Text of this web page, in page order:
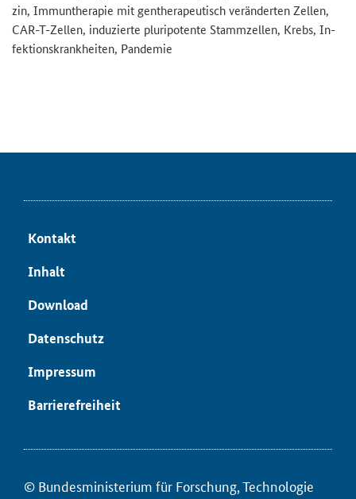
zin, Im­mun­the­ra­pie mit gen­the­ra­peu­tisch ver­än­der­ten Zel­len,
CAR-​T-Zellen, in­du­zier­te plu­ri­po­ten­te Stamm­zel­len, Krebs, In­
fek­ti­ons­krank­hei­ten, Pan­de­mie
Kon­takt
In­halt
Down­load
Da­ten­schutz
Im­pres­sum
Bar­rie­re­frei­heit
© Bun­des­mi­nis­te­ri­um für For­schung, Tech­no­lo­gie